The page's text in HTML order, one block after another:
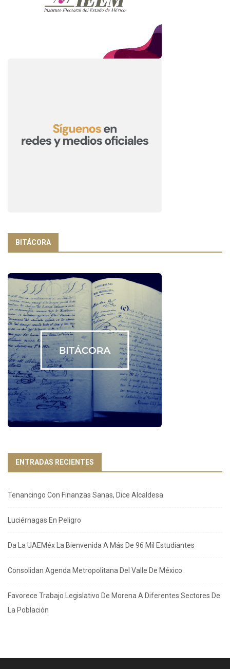
BITÁCORA
ENTRADAS RECIENTES
Tenancingo Con Finanzas Sanas, Dice Alcaldesa
Luciérnagas En Peligro
Da La UAEMéx La Bienvenida A Más De 96 Mil Estudiantes
Consolidan Agenda Metropolitana Del Valle De México
Favorece Trabajo Legislativo De Morena A Diferentes Sectores De
La Población